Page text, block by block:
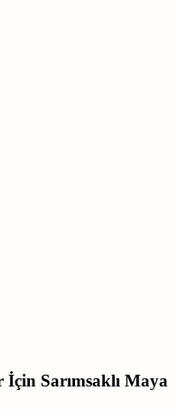
Sarımsaklı Maya